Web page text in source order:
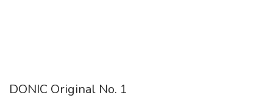
DONIC Original No. 1